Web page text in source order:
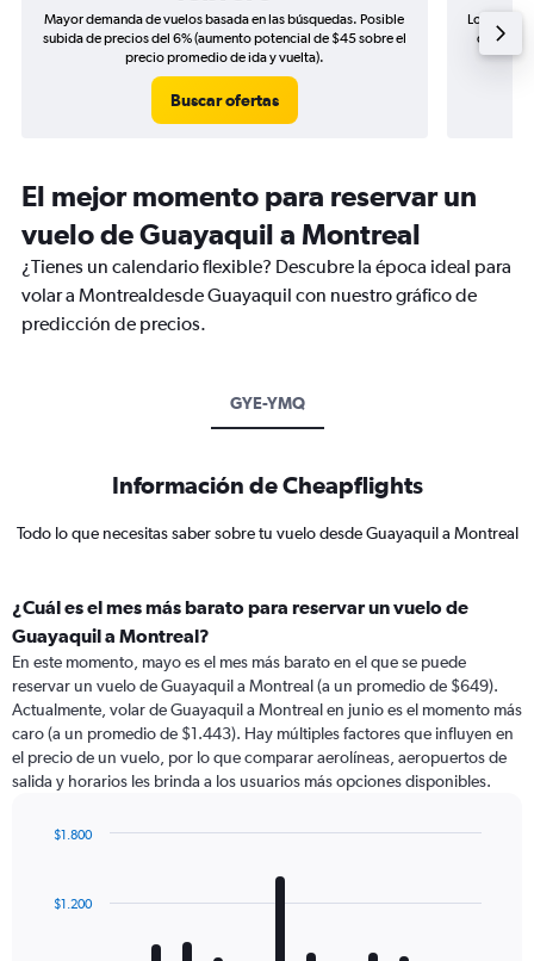
Mayor demanda de vuelos basada en las búsquedas. Posible
subida de precios del 6% (aumento potencial de $45 sobre el
precio promedio de ida y vuelta).
Buscar ofertas
Los
de
El mejor momento para reservar un
vuelo de Guayaquil a Montreal
¿Tienes un calendario flexible? Descubre la época ideal para
volar a Montrealdesde Guayaquil con nuestro gráfico de
predicción de precios.
GYE-YMQ
Información de Cheapflights
Todo lo que necesitas saber sobre tu vuelo desde Guayaquil a Montreal
¿Cuál es el mes más barato para reservar un vuelo de
Guayaquil a Montreal?
En este momento, mayo es el mes más barato en el que se puede
reservar un vuelo de Guayaquil a Montreal (a un promedio de $649).
Actualmente, volar de Guayaquil a Montreal en junio es el momento más
caro (a un promedio de $1.443). Hay múltiples factores que influyen en
el precio de un vuelo, por lo que comparar aerolíneas, aeropuertos de
salida y horarios les brinda a los usuarios más opciones disponibles.
with
12
$1.200
$1.800